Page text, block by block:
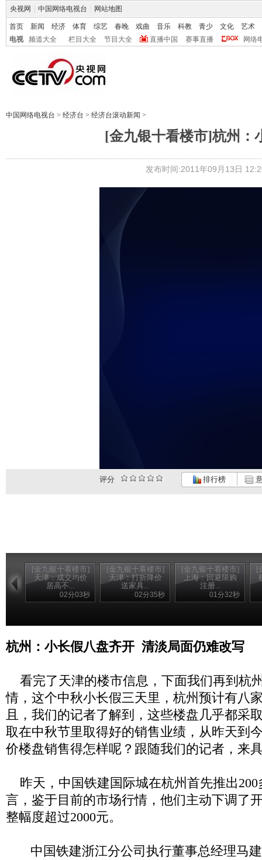
央视网 中国网络电视台 网站地图
首页 新闻 经济 体育 综艺 春晚 戏曲 音乐 科教 青少 文化
艺术
电视
频道大全 栏目大全 节目大全 直播中国 赛事直播 网络
中国网络电视台 > 经济台 > 经济台滚动新闻 >
[金九银十看楼市]杭州：
发布时间:2011年09月13日
评分 排行榜
[金九银十看楼市]
天津：成交均价
居高不...
02分03秒
[金九银十看楼市]
天津：打折降价
送家具...
02分35秒
[金九银十看楼市]
上海：回避限购
注册...
01分32秒
[
杭州：小长假八盘齐开 清淡局面仍难改写
看完了天津的楼市信息，下面我们再到杭
情，这个中秋小长假三天里，杭州预计有八
且，我们的记者了解到，这些楼盘几乎都采
取在中秋节里取得好的销售业绩，从昨天到
价楼盘销售得怎样呢？跟随我们的记者，来
昨天，中国铁建国际城在杭州首先推出200
言，鉴于目前的市场行情，他们主动下调了
整幅度超过2000元。
中国铁建浙江分公司执行董事总经理马